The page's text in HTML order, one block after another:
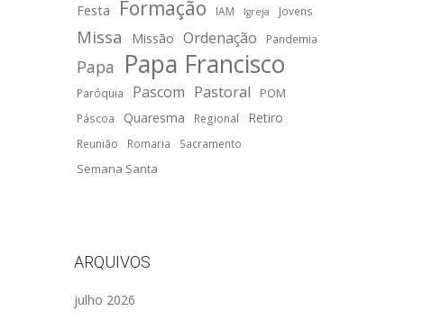
Festa Formação IAM Igreja Jovens
Missa Missão Ordenação Pandemia
Papa Papa Francisco
Paróquia Pascom Pastoral POM
Páscoa Quaresma Regional Retiro
Reunião Romaria Sacramento
Semana Santa
ARQUIVOS
julho 2026